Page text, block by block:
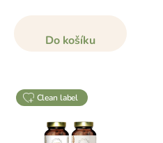
Do košíku
clean label